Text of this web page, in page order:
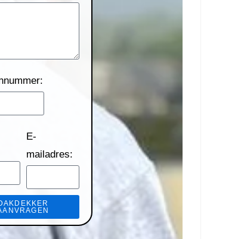
E-
mailadres: